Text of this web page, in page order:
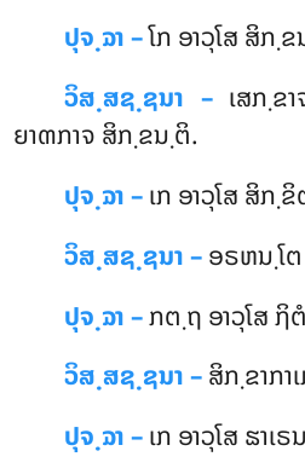
ປຸຈ຺ຉາ –ໂກ ອາວຸໂສ ສິກ຺
ວິສ຺ສຊ຺ຊນາ –ເສກ຺ຂ
ຍາຓກາຈ ສິກ຺ຂນ຺ຕິ.
ປຸຈ຺ຉາ –ເກ ອາວຸໂສ ສິກ຺
ວິສ຺ສຊ຺ຊນາ –ອຣຫນ຺ໂ
ປຸຈ຺ຉາ –ກຕ຺ຖ ອາວຸໂສ ຐິ
ວິສ຺ສຊ຺ຊນາ –ສິກ຺ຂາກາ
ປຸຈ຺ຉາ –ເກ ອາວຸໂສ ຘາເ